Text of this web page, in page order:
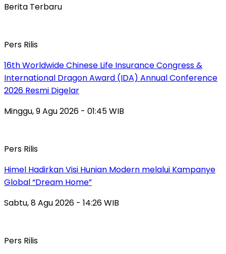
Berita Terbaru
Pers Rilis
16th Worldwide Chinese Life Insurance Congress &
International Dragon Award (IDA) Annual Conference
2026 Resmi Digelar
Minggu, 9 Agu 2026 - 01:45 WIB
Pers Rilis
Himel Hadirkan Visi Hunian Modern melalui Kampanye
Global “Dream Home”
Sabtu, 8 Agu 2026 - 14:26 WIB
Pers Rilis